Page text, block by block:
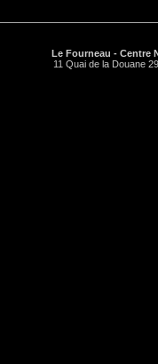
Le Fourneau - Centre
11 Quai de la Douane